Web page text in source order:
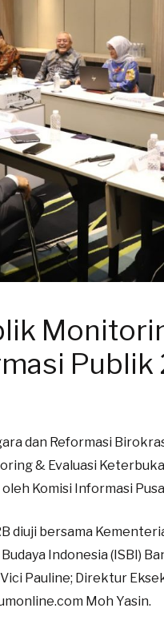
Publik
dan Reformasi
& Evaluasi
Komisi Informasi
diuji bersama
Indonesia (ISBI)
Pauline; Direktur
⁠Moh Yasin.